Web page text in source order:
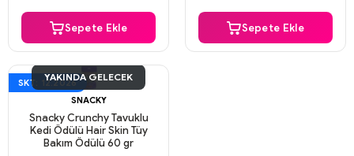
Sepete Ekle Sepete Ekle
SKT: 12.2026
YAKINDA GELECEK
SNACKY
Snacky Crunchy Tavuklu
Kedi Ödülü Hair Skin Tüy
Bakım Ödülü 60 gr
Aynı Gün Kargo